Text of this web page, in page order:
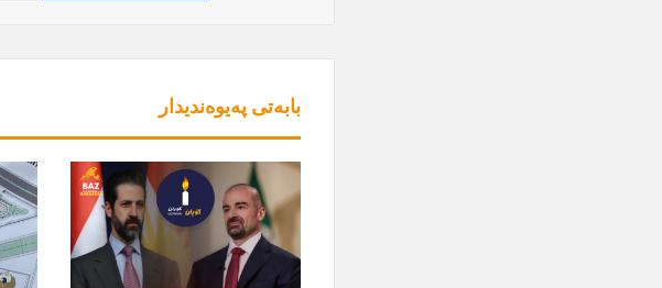
بابەتی پەیوەندیدار